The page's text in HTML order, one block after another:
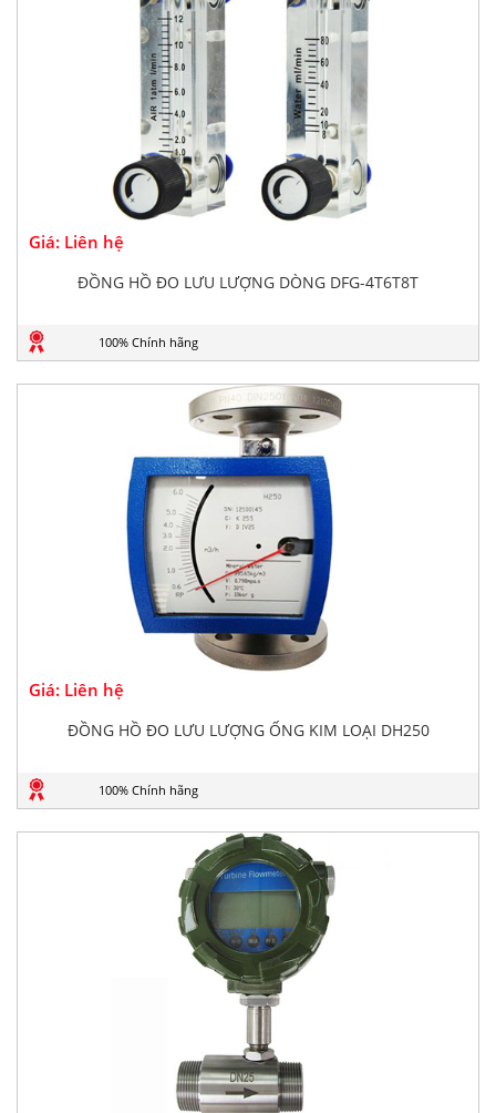
Giá: Liên hệ
ĐỒNG HỒ ĐO LƯU LƯỢNG DÒNG DFG-4T6T8T
100% Chính hãng
Giá: Liên hệ
ĐỒNG HỒ ĐO LƯU LƯỢNG ỐNG KIM LOẠI DH250
100% Chính hãng